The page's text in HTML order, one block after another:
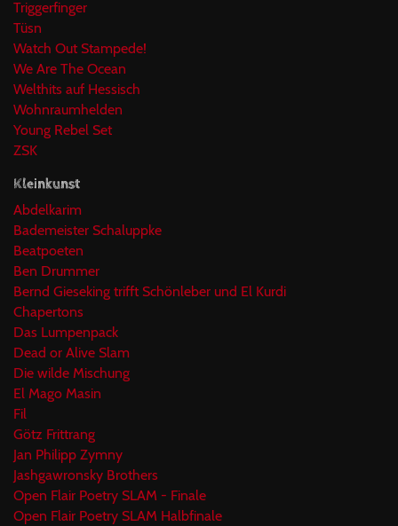
Triggerfinger
Tüsn
Watch Out Stampede!
We Are The Ocean
Welthits auf Hessisch
Wohnraumhelden
Young Rebel Set
ZSK
Kleinkunst
Abdelkarim
Bademeister Schaluppke
Beatpoeten
Ben Drummer
Bernd Gieseking trifft Schönleber und El Kurdi
Chapertons
Das Lumpenpack
Dead or Alive Slam
Die wilde Mischung
El Mago Masin
Fil
Götz Frittrang
Jan Philipp Zymny
Jashgawronsky Brothers
Open Flair Poetry SLAM - Finale
Open Flair Poetry SLAM Halbfinale